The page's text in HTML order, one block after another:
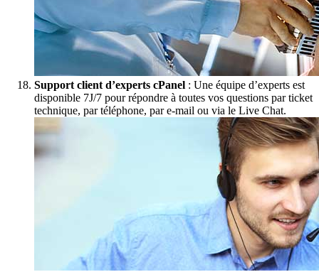
Support client d’experts cPanel : Une équipe d’experts est
disponible 7J/7 pour répondre à toutes vos questions par ticket
technique, par téléphone, par e-mail ou via le Live Chat.